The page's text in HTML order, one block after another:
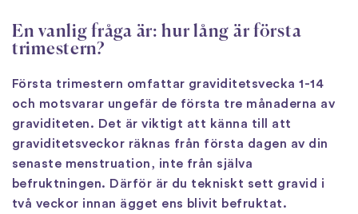
En vanlig fråga är: hur lång är första
trimestern?
Första trimestern omfattar graviditetsvecka 1-14
och motsvarar ungefär de första tre månaderna av
graviditeten. Det är viktigt att känna till att
graviditetsveckor räknas från första dagen av din
senaste menstruation, inte från själva
befruktningen. Därför är du tekniskt sett gravid i
två veckor innan ägget ens blivit befruktat.